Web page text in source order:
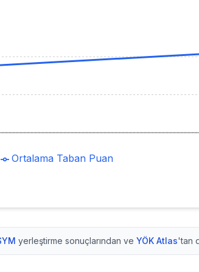
Ortalama Taban Puan
yerleştirme sonuçlarından ve YÖK Atlas'tan